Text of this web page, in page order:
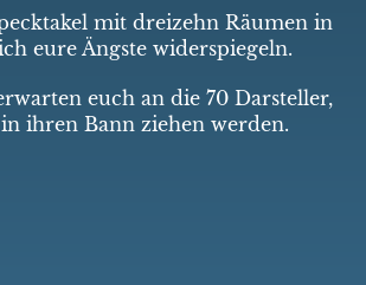
mit dreizehn Räumen in
eure Ängste widerspiegeln.
euch an die 70 Darsteller,
ihren Bann ziehen werden.